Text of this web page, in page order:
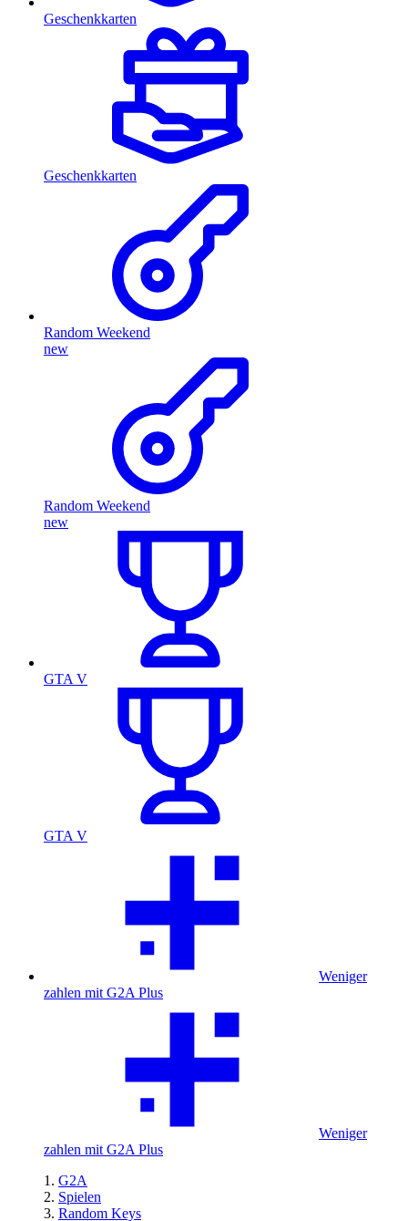
Geschenkkarten
Geschenkkarten
Random Weekend
new
Random Weekend
new
GTA V
GTA V
Weniger
zahlen mit G2A Plus
Weniger
zahlen mit G2A Plus
G2A
Spielen
Random Keys